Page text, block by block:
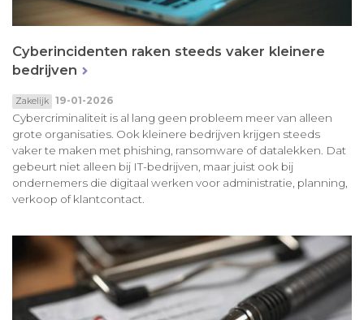
Cyberincidenten raken steeds vaker kleinere
bedrijven
Zakelijk 19-01-2026
Cybercriminaliteit is al lang geen probleem meer van alleen
grote organisaties. Ook kleinere bedrijven krijgen steeds
vaker te maken met phishing, ransomware of datalekken. Dat
gebeurt niet alleen bij IT-bedrijven, maar juist ook bij
ondernemers die digitaal werken voor administratie, planning,
verkoop of klantcontact.